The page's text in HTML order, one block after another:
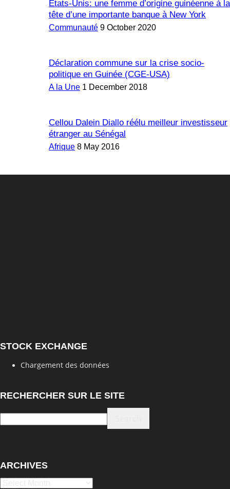
Etats-Unis: une femme d’origine guinéenne à la
tête d’une importante banque à New York
Communauté 9 October 2020
Déclaration commune sur la crise socio-
politique en Guinée (CGE-USA)
A la Une 1 December 2018
Cellou Dalein Diallo réélu meilleur investisseur
étranger au Sénégal
Afrique 8 May 2016
STOCK EXCHANGE
Chargement des données
RECHERCHER SUR LE SITE
ARCHIVES